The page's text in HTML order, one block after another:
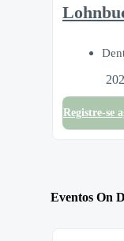
Registre-se
Eventos On